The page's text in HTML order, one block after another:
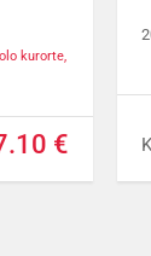
kurorte,
€